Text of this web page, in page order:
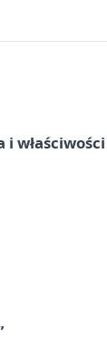
i